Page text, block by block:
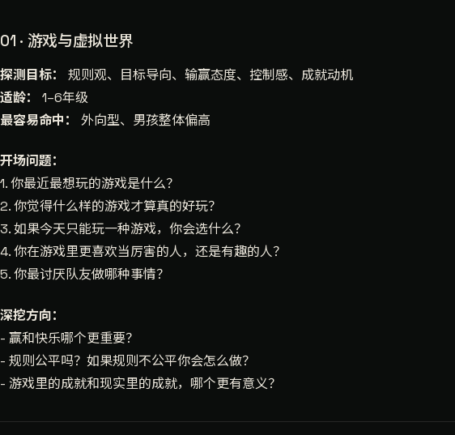
01 · 游戏与虚拟世界
探测目标：
规则观、目标导向、输赢态度、控制感、成就动机
适龄：
1–6年级
最容易命中：
外向型、男孩整体偏高
开场问题：
1. 你最近最想玩的游戏是什么？
2. 你觉得什么样的游戏才算真的好玩？
3. 如果今天只能玩一种游戏，你会选什么？
4. 你在游戏里更喜欢当厉害的人，还是有趣的人？
5. 你最讨厌队友做哪种事情？
深挖方向：
- 赢和快乐哪个更重要？
- 规则公平吗？如果规则不公平你会怎么做？
- 游戏里的成就和现实里的成就，哪个更有意义？